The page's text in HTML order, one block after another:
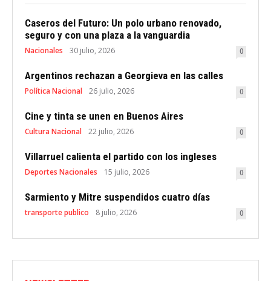
Caseros del Futuro: Un polo urbano renovado,
seguro y con una plaza a la vanguardia
Nacionales 30 julio, 2026 0
Argentinos rechazan a Georgieva en las calles
Política Nacional 26 julio, 2026 0
Cine y tinta se unen en Buenos Aires
Cultura Nacional 22 julio, 2026 0
Villarruel calienta el partido con los ingleses
Deportes Nacionales 15 julio, 2026 0
Sarmiento y Mitre suspendidos cuatro días
transporte publico 8 julio, 2026 0